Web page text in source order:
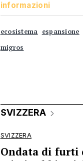
informazioni
ecosistema espansione
migros
SVIZZERA
SVIZZERA
Ondata di furti